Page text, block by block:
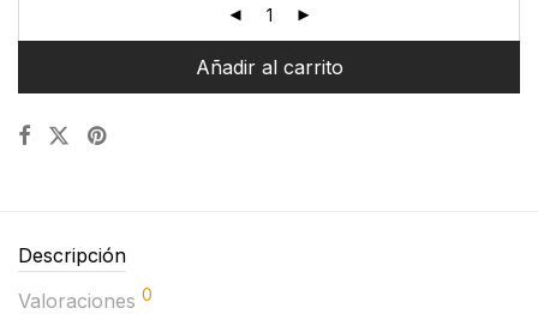
Añadir al carrito
Descripción
Valoraciones 0